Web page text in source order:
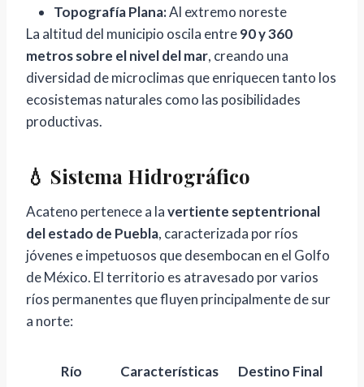
Topografía Plana:Al extremo noreste
La altitud del municipio oscila entre90 y 360
metros sobre el nivel del mar, creando una
diversidad de microclimas que enriquecen tanto los
ecosistemas naturales como las posibilidades
productivas.
💧 Sistema Hidrográfico
Acateno pertenece a lavertiente septentrional
del estado de Puebla, caracterizada por ríos
jóvenes e impetuosos que desembocan en el Golfo
de México. El territorio es atravesado por varios
ríos permanentes que fluyen principalmente de sur
a norte:
Río Características Destino Final